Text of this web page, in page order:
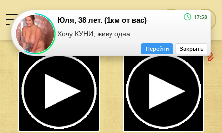
Юля, 38 лет. (1км от вас)
Хочу КУНИ, живу одна
17:58
Закрыть
Перейти